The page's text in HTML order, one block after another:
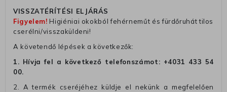
VISSZATÉRÍTÉSI ELJÁRÁS
Figyelem! Higiéniai okokból fehérneműt és fürdőruhát tilos
cserélni/visszaküldeni!
A követendő lépések a következők:
1. Hívja fel a következő telefonszámot: +4031 433 54
00.
2. A termék cseréjéhez küldje el nekünk a megfelelően